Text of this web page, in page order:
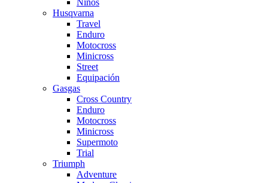
Niños
Husqvarna
Travel
Enduro
Motocross
Minicross
Street
Equipación
Gasgas
Cross Country
Enduro
Motocross
Minicross
Supermoto
Trial
Triumph
Adventure